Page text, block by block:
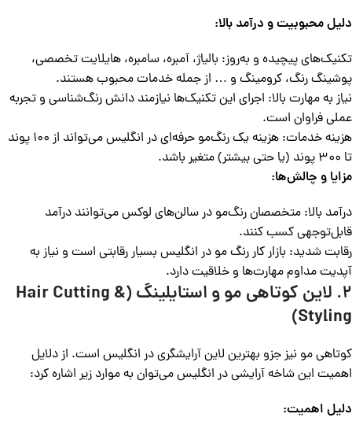
دلیل محبوبیت و درآمد بالا:
تکنیک‌های پیچیده و به‌روز: بالیاژ، آمبره، سامبره، هایلایت تخصصی،
پوشینگ رنگ، کرومینگ و … از جمله خدمات محبوب هستند.
نیاز به مهارت بالا: اجرای این تکنیک‌ها نیازمند دانش رنگ‌شناسی و تجربه
عملی فراوان است.
هزینه خدمات: هزینه یک رنگ‌مو حرفه‌ای در انگلیس می‌تواند از 100 پوند
تا 300 پوند (یا حتی بیشتر) متغیر باشد.
مزایا و چالش‌ها:
درآمد بالا: متخصصان رنگ‌مو در سالن‌های لوکس می‌توانند درآمد
قابل‌توجهی کسب کنند.
رقابت شدید: بازار کار رنگ مو در انگلیس بسیار رقابتی است و نیاز به
آپدیت مداوم مهارت‌ها و خلاقیت دارد.
2. لاین کوتاهی مو و استایلینگ (Hair Cutting &
Styling)
کوتاهی مو نیز جزو بهترین لاین‌‌ آرایشگری در انگلیس است. از دلایل
اهمیت این شاخه آرایشی در انگلیس می‌توان به موارد زیر اشاره کرد:
دلیل اهمیت: